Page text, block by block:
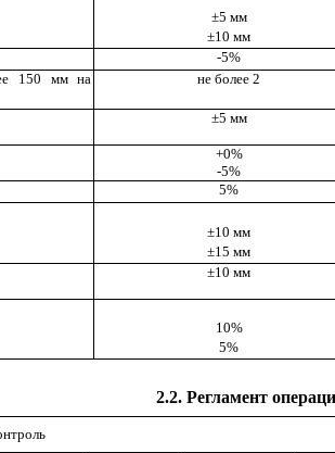
±5 мм
±10 мм
-5%
150 мм на
не более 2
±5 мм
+0%
-5%
5%
±10 мм
±15 мм
±10 мм
10%
5%
2.2. Регламент